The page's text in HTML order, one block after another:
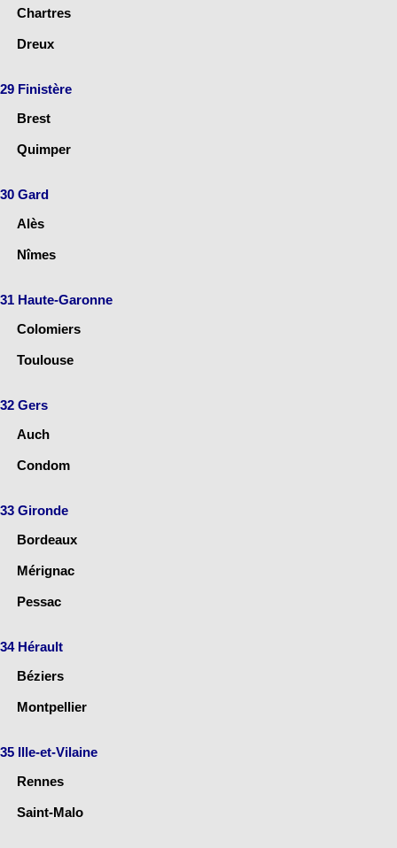
Chartres
Dreux
29 Finistère
Brest
Quimper
30 Gard
Alès
Nîmes
31 Haute-Garonne
Colomiers
Toulouse
32 Gers
Auch
Condom
33 Gironde
Bordeaux
Mérignac
Pessac
34 Hérault
Béziers
Montpellier
35 Ille-et-Vilaine
Rennes
Saint-Malo